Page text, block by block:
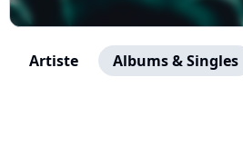
Artiste Albums & Singles